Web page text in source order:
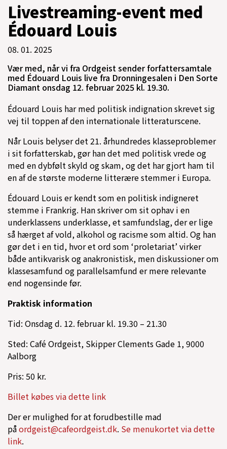
Livestreaming-event med
Édouard Louis
08. 01. 2025
Vær med, når vi fra Ordgeist sender forfattersamtale
med Édouard Louis live fra Dronningesalen i Den Sorte
Diamant onsdag 12. februar 2025 kl. 19.30.
Édouard Louis har med politisk indignation skrevet sig
vej til toppen af den internationale litteraturscene.
Når Louis belyser det 21. århundredes klasseproblemer
i sit forfatterskab, gør han det med politisk vrede og
med en dybfølt skyld og skam, og det har gjort ham til
en af de største moderne litterære stemmer i Europa.
Édouard Louis er kendt som en politisk indigneret
stemme i Frankrig. Han skriver om sit ophav i en
underklassens underklasse, et samfundslag, der er lige
så hærget af vold, alkohol og racisme som altid. Og han
gør det i en tid, hvor et ord som ‘proletariat’ virker
både antikvarisk og anakronistisk, men diskussioner om
klassesamfund og parallelsamfund er mere relevante
end nogensinde før.
Praktisk information
Tid: Onsdag d. 12. februar kl. 19.30 – 21.30
Sted: Café Ordgeist, Skipper Clements Gade 1, 9000
Aalborg
Pris: 50 kr.
Billet købes via dette link
Der er mulighed for at forudbestille mad
påordgeist@cafeordgeist.dk. Se menukortet via dette
link.